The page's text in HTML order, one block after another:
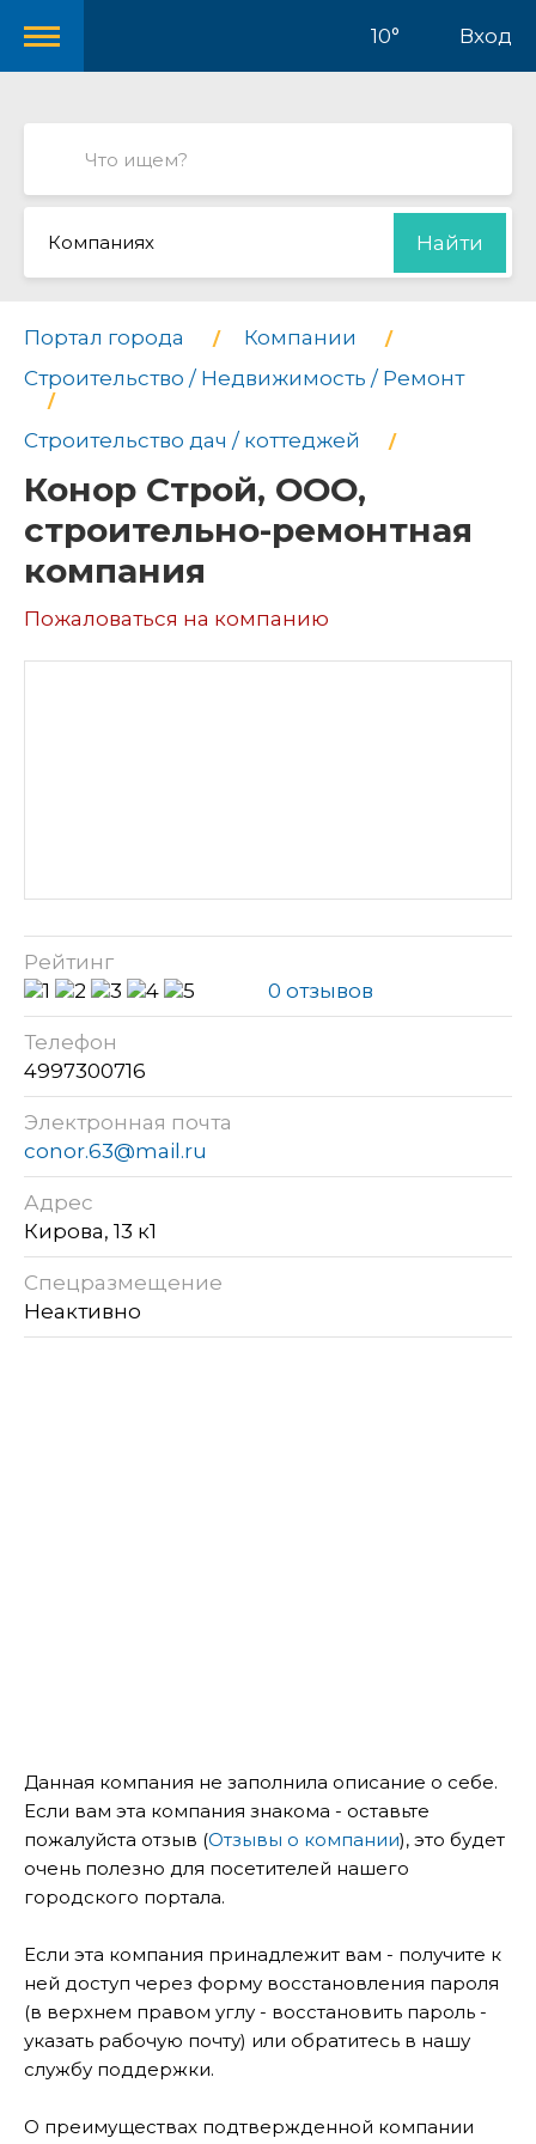
10° Вход
Компаниях Найти
Портал города
Компании
Строительство / Недвижимость / Ремонт
Строительство дач / коттеджей
Конор Строй, ООО,
строительно-ремонтная
компания
Пожаловаться на компанию
Рейтинг
0 отзывов
Телефон
4997300716
Электронная почта
conor.63@mail.ru
Адрес
Кирова, 13 к1
Спецразмещение
Неактивно
Данная компания не заполнила описание о себе.
Если вам эта компания знакома - оставьте
пожалуйста отзыв (Отзывы о компании), это будет
очень полезно для посетителей нашего
городского портала.
Если эта компания принадлежит вам - получите к
ней доступ через форму восстановления пароля
(в верхнем правом углу - восстановить пароль -
указать рабочую почту) или обратитесь в нашу
службу поддержки.
О преимуществах подтвержденной компании